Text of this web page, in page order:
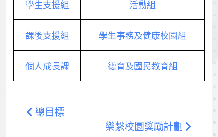
學生支援組 活動組
課後支援組 學生事務及健康校園組
個人成長課 德育及國民教育組
總目標
樂繫校園獎勵計劃